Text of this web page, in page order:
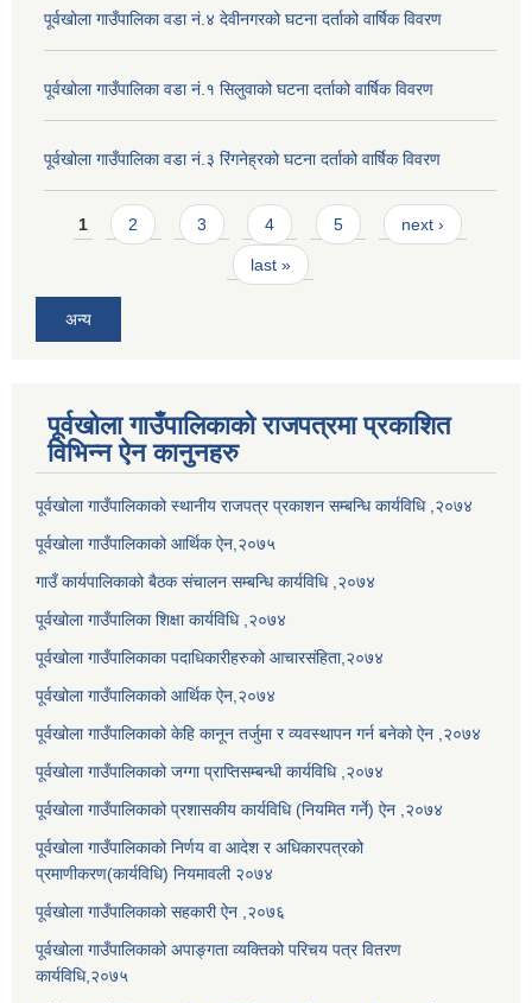
पूर्वखोला गाउँपालिका वडा नं.४ देवीनगरको घटना दर्ताको वार्षिक विवरण
पूर्वखोला गाउँपालिका वडा नं.१ सिलुवाको घटना दर्ताको वार्षिक विवरण
पूर्वखोला गाउँपालिका वडा नं.३ रिंगनेह्रको घटना दर्ताको वार्षिक विवरण
Pages
1 2 3 4 5 next ›
last »
अन्य
पूर्वखोला गाउँपालिकाको राजपत्रमा प्रकाशित
विभिन्न ऐन कानुनहरु
पूर्वखोला गाउँपालिकाको स्थानीय राजपत्र प्रकाशन सम्बन्धि कार्यविधि ,२०७४
पूर्वखोला गाउँपालिकाको आर्थिक ऐन,२०७५
गाउँ कार्यपालिकाको बैठक संचालन सम्बन्धि कार्यविधि ,२०७४
पूर्वखोला गाउँपालिका शिक्षा कार्यविधि ,२०७४
पूर्वखोला गाउँपालिकाका पदाधिकारीहरुको आचारसंहिता,२०७४
पूर्वखोला गाउँपालिकाको आर्थिक ऐन,२०७४
पूर्वखोला गाउँपालिकाको केहि कानून तर्जुमा र व्यवस्थापन गर्न बनेको ऐन ,२०७४
पूर्वखोला गाउँपालिकाको जग्गा प्राप्तिसम्बन्धी कार्यविधि ,२०७४
पूर्वखोला गाउँपालिकाको प्रशासकीय कार्यविधि (नियमित गर्ने) ऐन ,२०७४
पूर्वखोला गाउँपालिकाको निर्णय वा आदेश र अधिकारपत्रको
प्रमाणीकरण(कार्यविधि) नियमावली २०७४
पूर्वखोला गाउँपालिकाको सहकारी ऐन ,२०७६
पूर्वखोला गाउँपालिकाको अपाङ्गता व्यक्तिको परिचय पत्र वितरण
कार्यविधि,२०७५